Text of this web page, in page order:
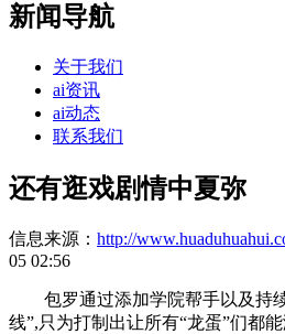
新闻导航
关于我们
ai资讯
ai动态
联系我们
还有逛戏剧情中夏弥
信息来源： http://
05 02:56
包罗通过添加学院帮手以及持
线”,只为打制出让所有“龙蛋”们都